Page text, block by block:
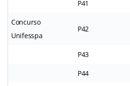
P41
Concurso
Unifesspa
P42
P43
P44